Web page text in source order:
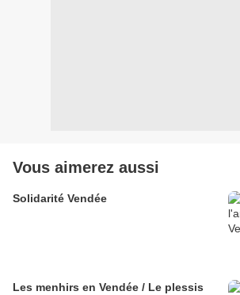
Vous aimerez aussi
Solidarité Vendée
Les menhirs en Vendée / Le plessis